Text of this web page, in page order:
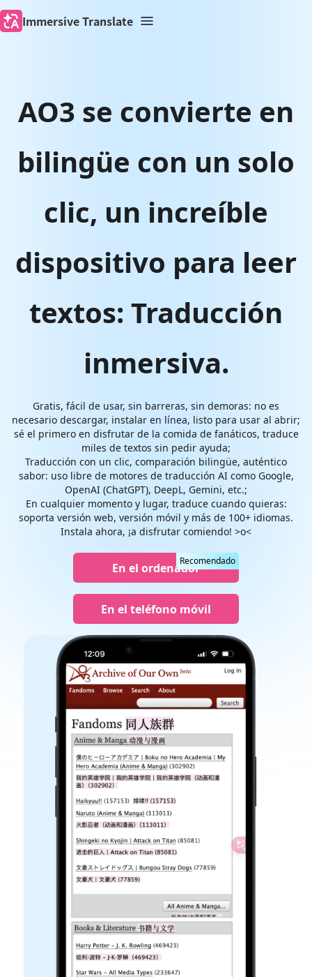
AO3 se convierte en
bilingüe con un solo
clic, un increíble
dispositivo para leer
textos: Traducción
inmersiva.
Gratis, fácil de usar, sin barreras, sin demoras: no es
necesario descargar, instalar en línea, listo para usar al abrir;
sé el primero en disfrutar de la comida de fanáticos, traduce
miles de textos sin pedir ayuda;
Traducción con un clic, comparación bilingüe, auténtico
sabor: uso libre de motores de traducción AI como Google,
OpenAI (ChatGPT), DeepL, Gemini, etc.;
En cualquier momento y lugar, traduce cuando quieras:
soporta versión web, versión móvil y más de 100+ idiomas.
Instala ahora, ¡a disfrutar comiendo! >o<
En el ordenadorRecomendado
En el teléfono móvil
Immersive Translate